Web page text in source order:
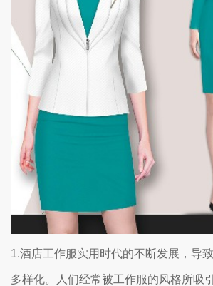
1.酒店工作服实用时代的不断发展，导
多样化。人们经常被工作服的风格所吸